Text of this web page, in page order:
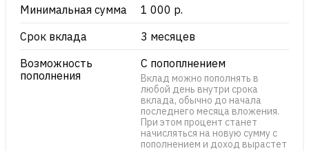
Минимальная сумма
1 000 р.
Срок вклада
3 месяцев
Возможность
пополнения
С попоплнением
Вклад можно пополнять в
любой день внутри срока
вклада, обычно до начала
последнего месяца вложения.
При этом процент станет
начисляться на новую сумму с
пополнением и доход вырастет